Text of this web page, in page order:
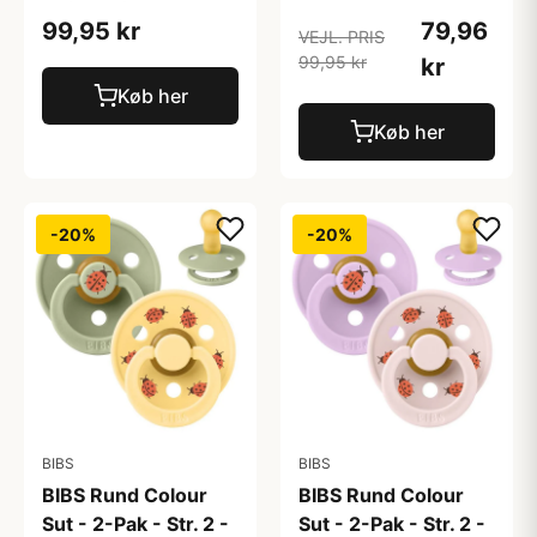
99,95 kr
Køb her
VEJL. PRIS
99,95 kr
79,96
kr
Køb her
-20%
BIBS
BIBS Rund Colour
Sut - 2-Pak - Str. 2 -
-20%
BIBS
BIBS Rund Colour
Sut - 2-Pak - Str. 2 -